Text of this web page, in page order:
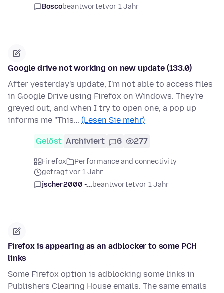
Boscobeantwortetvor 1 Jahr
Google drive not working on new update (133.0)
After yesterday's update, I'm not able to access files
in Google Drive using Firefox on Windows. They're
greyed out, and when I try to open one, a pop up
informs me "This… (Lesen Sie mehr)
Gelöst Archiviert 6 277
Firefox
Performance and connectivity
gefragt vor 1 Jahr
jscher2000 -...beantwortetvor 1 Jahr
Firefox is appearing as an adblocker to some PCH
links
Some Firefox option is adblocking some links in
Publishers Clearing House emails. The same emails